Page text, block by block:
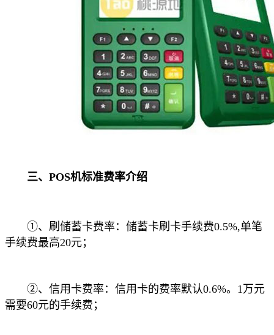
三、POS机标准费率介绍
①、刷储蓄卡费率：储蓄卡刷卡手续费0.5%,单笔
手续费最高20元；
②、信用卡费率：信用卡的费率默认0.6%。1万元
需要60元的手续费；